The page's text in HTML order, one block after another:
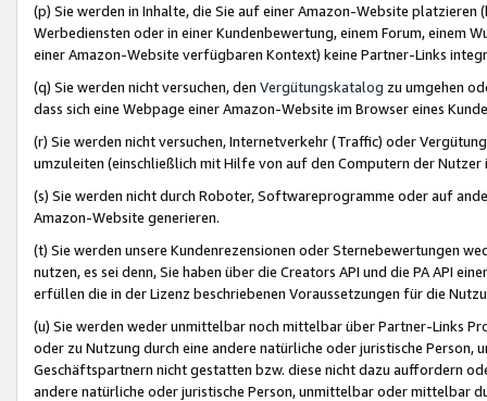
(p) Sie werden in Inhalte, die Sie auf einer Amazon-Website
Werbediensten oder in einer Kundenbewertung, einem Forum, einem
einer Amazon-Website verfügbaren Kontext) keine Partner-Links
(q) Sie werden nicht versuchen, den Vergütungskatalog zu umgehen
dass sich eine Webpage einer Amazon-Website im Browser eines
(r) Sie werden nicht versuchen, Internetverkehr (Traffic) oder
umzuleiten (einschließlich mit Hilfe von auf den Computern der
(s) Sie werden nicht durch Roboter, Softwareprogramme oder auf
Amazon-Website generieren.
(t) Sie werden unsere Kundenrezensionen oder Sternebewertungen
nutzen, es sei denn, Sie haben über die Creators API und die PA API
erfüllen die in der Lizenz beschriebenen Voraussetzungen für die
(u) Sie werden weder unmittelbar noch mittelbar über Partner-Links
oder zu Nutzung durch eine andere natürliche oder juristische
Geschäftspartnern nicht gestatten bzw. diese nicht dazu auffordern
andere natürliche oder juristische Person, unmittelbar oder mittelbar